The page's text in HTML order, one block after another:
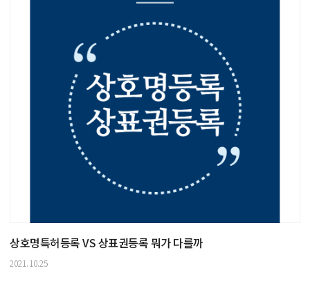
상호명특허등록 VS 상표권등록 뭐가 다를까
2021.10.25